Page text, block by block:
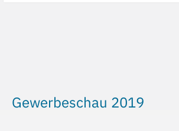
Gewerbeschau 2019